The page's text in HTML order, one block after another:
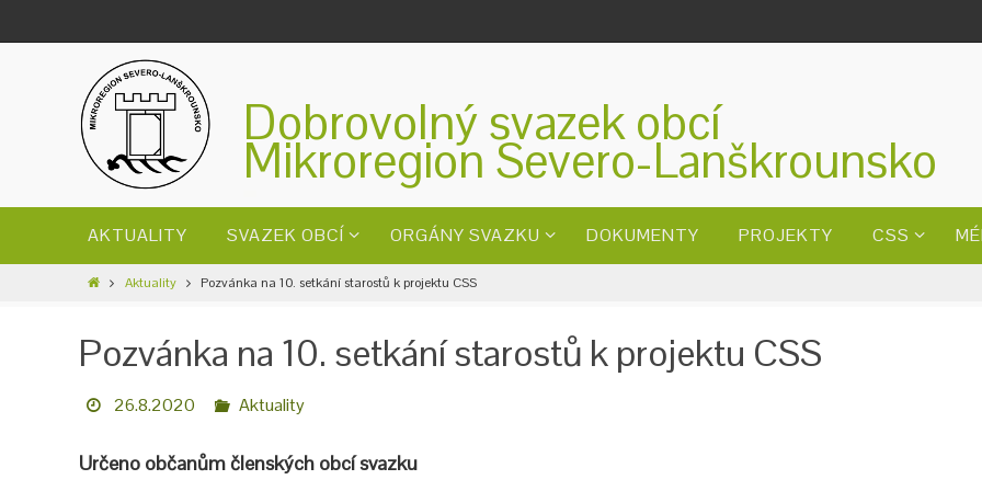
Dobrovolný svazek obcí
Mikroregion Severo-Lanškrounsko
AKTUALITY SVAZEK OBCÍ ORGÁNY SVAZKU DOKUMENTY PROJEKTY CSS
Aktuality Pozvánka na 10. setkání starostů k projektu CSS
Pozvánka na 10. setkání starostů k projektu CSS
26.8.2020 Aktuality
Určeno občanům členských obcí svazku